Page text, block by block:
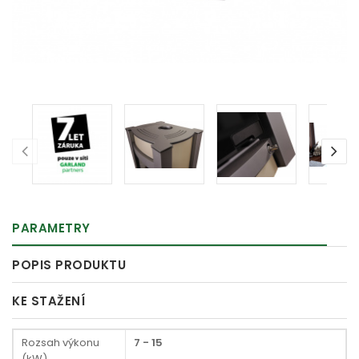
PARAMETRY
POPIS PRODUKTU
KE STAŽENÍ
Rozsah výkonu
7 - 15